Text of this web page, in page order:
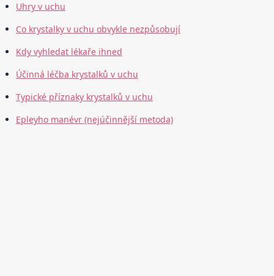
Uhry v uchu
Co krystalky v uchu obvykle nezpůsobují
Kdy vyhledat lékaře ihned
Účinná léčba krystalků v uchu
Typické příznaky krystalků v uchu
Epleyho manévr (nejúčinnější metoda)